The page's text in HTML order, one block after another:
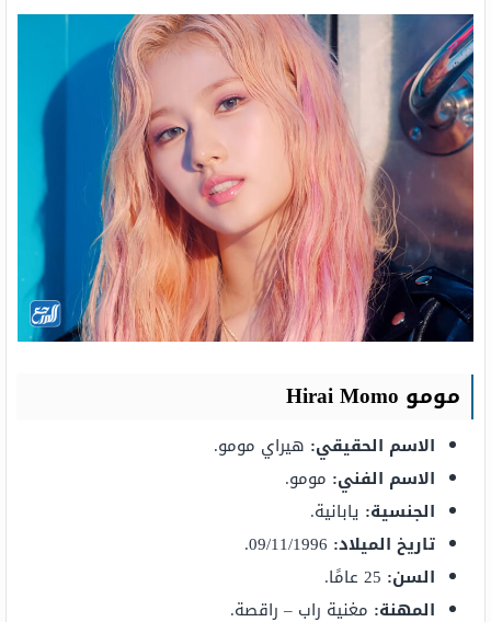
مومو Hirai Momo
الاسم الحقيقي: هيراي مومو.
الاسم الفني: مومو.
الجنسية: يابانية.
تاريخ الميلاد:
السن: 25 عامًا.
المهنة: مغنية راب – راقصة.